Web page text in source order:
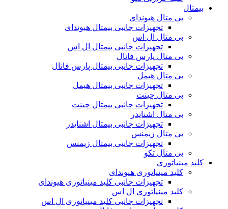
بیمتال
بی متال هیوندای
تجهیزات جانبی بیمتال هیوندای
بی متال ال اس
تجهیزات جانبی بیمتال ال اس
بی متال پارس فانال
تجهیزات جانبی بیمتال پارس فانال
بی متال هیمل
تجهیزات جانبی بیمتال هیمل
بی متال چینت
تجهیزات جانبی بیمتال چینت
بی متال اشنایدر
تجهیزات جانبی بیمتال اشنایدر
بی متال زیمنس
تجهیزات جانبی بیمتال زیمنس
بی متال تکو
کلید مینیاتوری
کلید مینیاتوری هیوندای
تجهیزات جانبی کلید مینیاتوری هیوندای
کلید مینیاتوری ال اس
تجهیزات جانبی کلید مینیاتوری ال اس